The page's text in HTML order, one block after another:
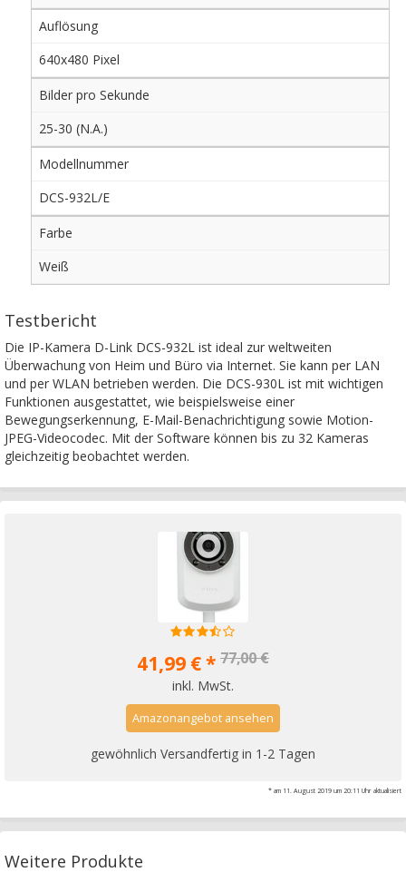
Auflösung
640x480 Pixel
Bilder pro Sekunde
25-30 (N.A.)
Modellnummer
DCS-932L/E
Farbe
Weiß
Testbericht
Die IP-Kamera D-Link DCS-932L ist ideal zur weltweiten
Überwachung von Heim und Büro via Internet. Sie kann per LAN
und per WLAN betrieben werden. Die DCS-930L ist mit wichtigen
Funktionen ausgestattet, wie beispielsweise einer
Bewegungserkennung, E-Mail-Benachrichtigung sowie Motion-
JPEG-Videocodec. Mit der Software können bis zu 32 Kameras
gleichzeitig beobachtet werden.
41,99 € * 77,00 €
inkl. MwSt.
Amazonangebot ansehen
gewöhnlich Versandfertig in 1-2 Tagen
* am 11. August 2019 um 20:11 Uhr aktualisiert
Weitere Produkte